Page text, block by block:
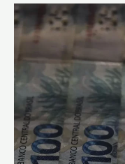
Mercado
reduz
previsão
da
inflação
4,9%
para
4,84%
este
ano